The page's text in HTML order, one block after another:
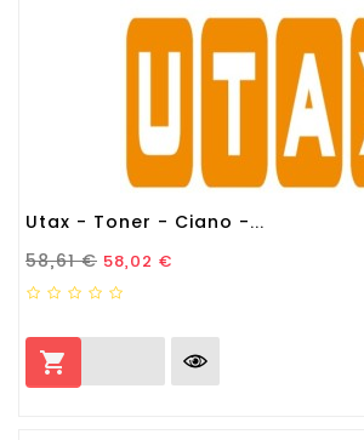
Utax - Toner - Ciano -...
Prezzo Standard
58,61 € Prezzo
58,02 €
